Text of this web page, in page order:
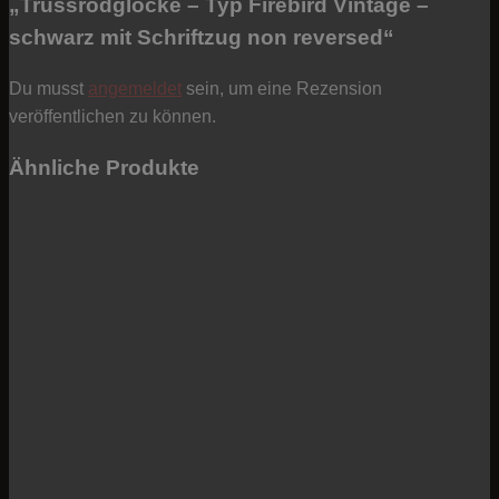
„Trussrodglocke – Typ Firebird Vintage –
schwarz mit Schriftzug non reversed“
Du musst angemeldet sein, um eine Rezension
veröffentlichen zu können.
Ähnliche Produkte